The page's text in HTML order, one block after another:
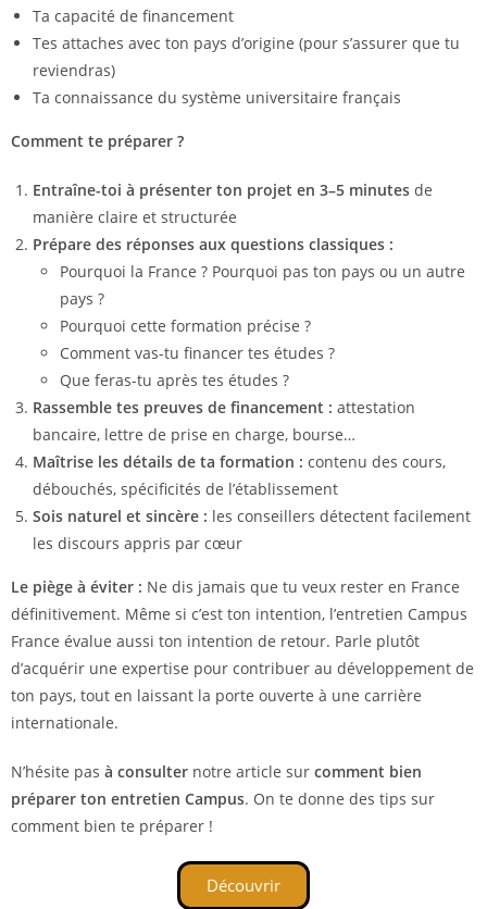
Ta capacité de financement
Tes attaches avec ton pays d’origine (pour s’assurer que tu
reviendras)
Ta connaissance du système universitaire français
Comment te préparer ?
Entraîne-toi à présenter ton projet en 3–5 minutes de
manière claire et structurée
Prépare des réponses aux questions classiques :
Pourquoi la France ? Pourquoi pas ton pays ou un autre
pays ?
Pourquoi cette formation précise ?
Comment vas-tu financer tes études ?
Que feras-tu après tes études ?
Rassemble tes preuves de financement : attestation
bancaire, lettre de prise en charge, bourse…
Maîtrise les détails de ta formation : contenu des cours,
débouchés, spécificités de l’établissement
Sois naturel et sincère : les conseillers détectent facilement
les discours appris par cœur
Le piège à éviter : Ne dis jamais que tu veux rester en France
définitivement. Même si c’est ton intention, l’entretien Campus
France évalue aussi ton intention de retour. Parle plutôt
d’acquérir une expertise pour contribuer au développement de
ton pays, tout en laissant la porte ouverte à une carrière
internationale.
N’hésite pas à consulter notre article sur comment bien
préparer ton entretien Campus. On te donne des tips sur
comment bien te préparer !
Découvrir